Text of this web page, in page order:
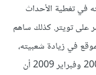
في تغطية الأحداث
على تويتر. كذلك ساهم
في زيادة شعبيته،
وقد أظهرت دراسة أُجريت بين شهري فبراير 2008 وفبراير 2009 أن